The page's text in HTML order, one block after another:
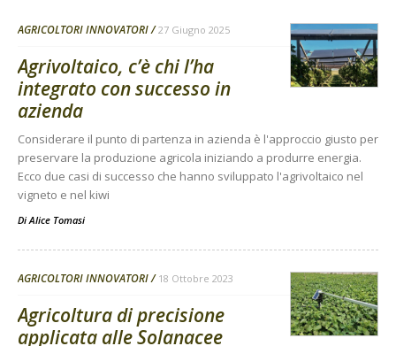
AGRICOLTORI INNOVATORI 27 Giugno 2025
Agrivoltaico, c’è chi l’ha
integrato con successo in
azienda
Considerare il punto di partenza in azienda è l'approccio giusto per
preservare la produzione agricola iniziando a produrre energia.
Ecco due casi di successo che hanno sviluppato l'agrivoltaico nel
vigneto e nel kiwi
Di Alice Tomasi
AGRICOLTORI INNOVATORI 18 Ottobre 2023
Agricoltura di precisione
applicata alle Solanacee